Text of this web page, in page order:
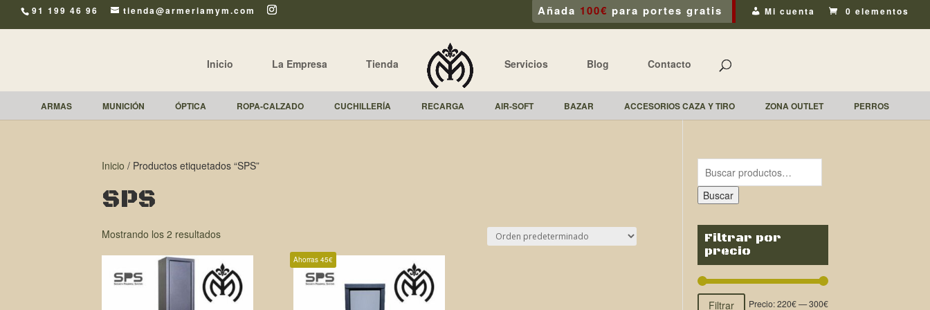
91 199 46 96 tienda@armeriamym.com Añada 100€ para portes gratis Mi cuenta 0 elementos
Inicio La Empresa Tienda Servicios Blog Contacto
ARMAS MUNICIÓN ÓPTICA ROPA-CALZADO CUCHILLERÍA RECARGA AIR-SOFT BAZAR ACCESORIOS CAZA Y TIRO ZONA OUTLET PERROS
Inicio / Productos etiquetados “SPS”
SPS
Mostrando los 2 resultados
Ahorras 45€
Buscar
Filtrar por
precio
Filtrar Precio:220€—300€